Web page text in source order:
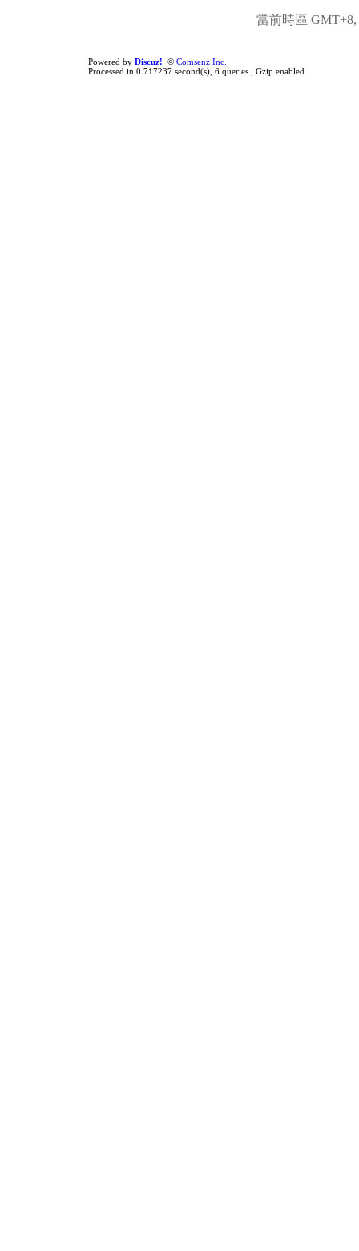
當前時區 GMT+8,
Powered by Discuz! © Comsenz Inc.
Processed in 0.717237 second(s), 6 queries , Gzip enabled